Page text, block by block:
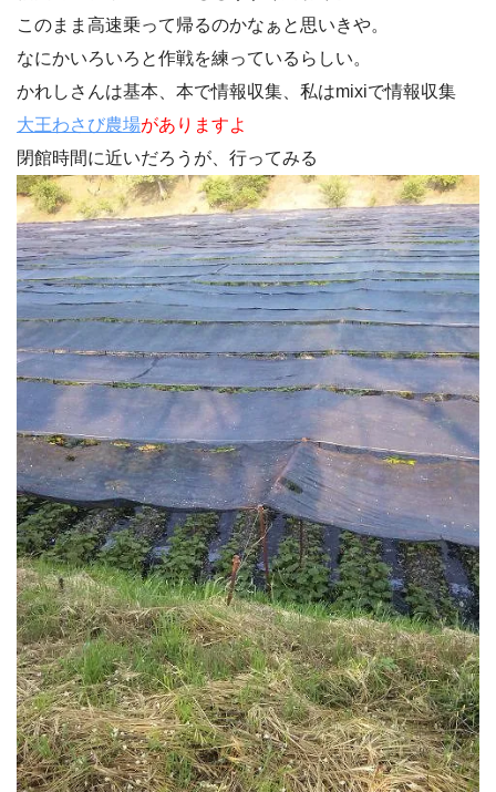
このまま高速乗って帰るのかなぁと思いきや。
なにかいろいろと作戦を練っているらしい。
かれしさんは基本、本で情報収集、私はmixiで情報収集
大王わさび農場がありますよ
閉館時間に近いだろうが、行ってみる